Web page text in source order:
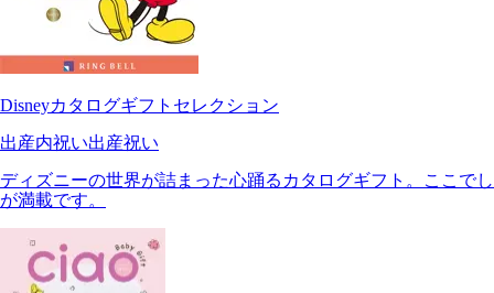
Disneyカタログギフトセレクション
出産内祝い出産祝い
ディズニーの世界が詰まった心踊るカタログギフト。ここで
が満載です。